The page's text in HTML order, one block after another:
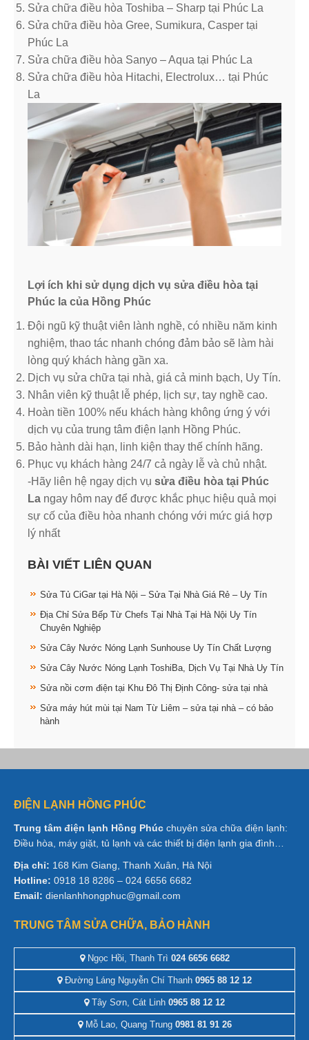
Sửa chữa điều hòa Toshiba – Sharp tại Phúc La
Sửa chữa điều hòa Gree, Sumikura, Casper tại
Phúc La
Sửa chữa điều hòa Sanyo – Aqua tại Phúc La
Sửa chữa điều hòa Hitachi, Electrolux… tại Phúc
La
Lợi ích khi sử dụng dịch vụ sửa điều hòa tại
Phúc la của Hồng Phúc
Đội ngũ kỹ thuật viên lành nghề, có nhiều năm kinh
nghiệm, thao tác nhanh chóng đảm bảo sẽ làm hài
lòng quý khách hàng gần xa.
Dịch vụ sửa chữa tại nhà, giá cả minh bạch, Uy Tín.
Nhân viên kỹ thuật lễ phép, lịch sự, tay nghề cao.
Hoàn tiền 100% nếu khách hàng không ứng ý với
dịch vụ của trung tâm điện lạnh Hồng Phúc.
Bảo hành dài hạn, linh kiện thay thế chính hãng.
Phục vụ khách hàng 24/7 cả ngày lễ và chủ nhật.
-Hãy liên hệ ngay dịch vụ sửa điều hòa tại Phúc
La ngay hôm nay để được khắc phục hiệu quả mọi
sự cố của điều hòa nhanh chóng với mức giá hợp
lý nhất
BÀI VIẾT LIÊN QUAN
Sửa Tủ CiGar tại Hà Nội – Sửa Tại Nhà Giá Rẻ – Uy Tín
Địa Chỉ Sửa Bếp Từ Chefs Tại Nhà Tại Hà Nội Uy Tín
Chuyên Nghiệp
Sửa Cây Nước Nóng Lạnh Sunhouse Uy Tín Chất Lượng
Sửa Cây Nước Nóng Lạnh ToshiBa, Dịch Vụ Tại Nhà Uy Tín
Sửa nồi cơm điện tại Khu Đô Thị Định Công- sửa tại nhà
Sửa máy hút mùi tại Nam Từ Liêm – sửa tại nhà – có bảo
hành
ĐIỆN LẠNH HỒNG PHÚC
Trung tâm điện lạnh Hồng Phúc chuyên sửa chữa điện lạnh:
Điều hòa, máy giặt, tủ lạnh và các thiết bị điện lạnh gia đình…
Địa chỉ: 168 Kim Giang, Thanh Xuân, Hà Nội
Hotline: 0918 18 8286 – 024 6656 6682
Email: dienlanhhongphuc@gmail.com
TRUNG TÂM SỬA CHỮA, BẢO HÀNH
Ngọc Hồi, Thanh Trì 024 6656 6682
Đường Láng Nguyễn Chí Thanh 0965 88 12 12
Tây Sơn, Cát Linh 0965 88 12 12
Mỗ Lao, Quang Trung0981 81 91 26